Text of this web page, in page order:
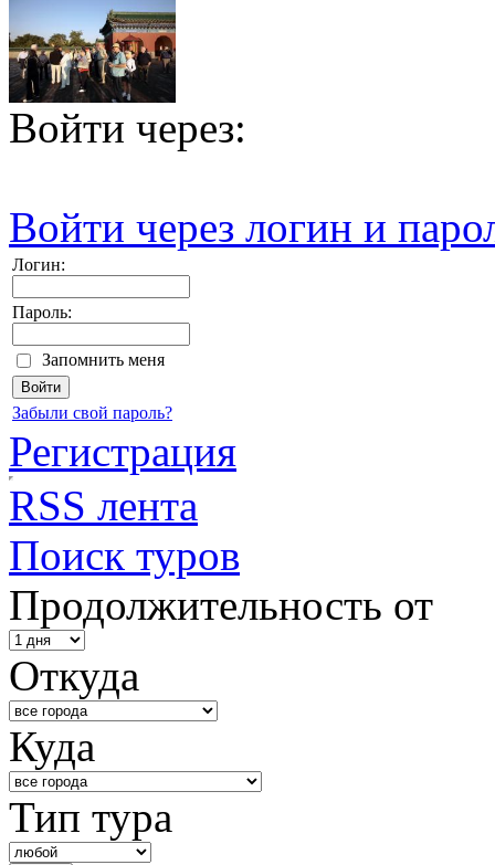
Войти через:
Войти через логин и
Логин:
Пароль:
Запомнить меня
Забыли свой пароль?
Регистрация
RSS лента
Поиск туров
Продолжительность от
Откуда
Куда
Тип тура